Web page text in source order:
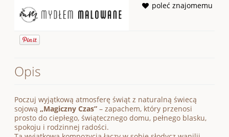
poleć znajomemu
Opis
Poczuj wyjątkową atmosferę świąt z naturalną świecą
sojową „Magiczny Czas” – zapachem, który przenosi
prosto do ciepłego, świątecznego domu, pełnego blasku,
spokoju i rodzinnej radości.